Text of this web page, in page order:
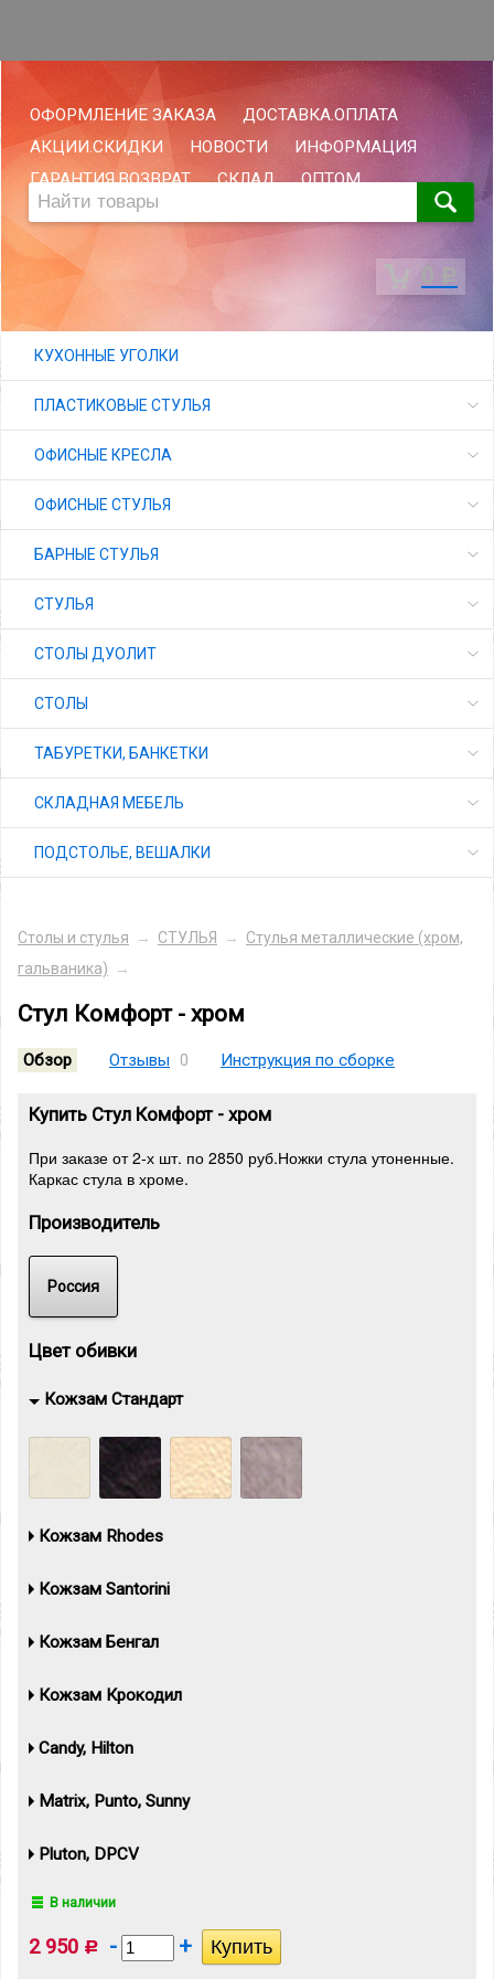
ОФОРМЛЕНИЕ ЗАКАЗА
ДОСТАВКА.ОПЛАТА
АКЦИИ.СКИДКИ
НОВОСТИ
ИНФОРМАЦИЯ
ГАРАНТИЯ.ВОЗВРАТ
СКЛАД ОПТОМ
0
КУХОННЫЕ УГОЛКИ
ПЛАСТИКОВЫЕ СТУЛЬЯ
ОФИСНЫЕ КРЕСЛА
ОФИСНЫЕ СТУЛЬЯ
БАРНЫЕ СТУЛЬЯ
СТУЛЬЯ
СТОЛЫ ДУОЛИТ
СТОЛЫ
ТАБУРЕТКИ, БАНКЕТКИ
СКЛАДНАЯ МЕБЕЛЬ
ПОДСТОЛЬЕ, ВЕШАЛКИ
Столы и стулья → СТУЛЬЯ →
Стулья металлические (хром,
гальваника)
→
Стул Комфорт - хром
Обзор Отзывы 0 Инструкция по сборке
Купить Стул Комфорт - хром
При заказе от 2-х шт. по 2850 руб.Ножки стула утоненные.
Каркас стула в хроме.
Производитель
Россия
Цвет обивки
Кожзам Стандарт
Кожзам Rhodes
Кожзам Santorini
Кожзам Бенгал
Кожзам Крокодил
Candy, Hilton
Matrix, Punto, Sunny
Pluton, DPCV
В наличии
2 950 Р - +